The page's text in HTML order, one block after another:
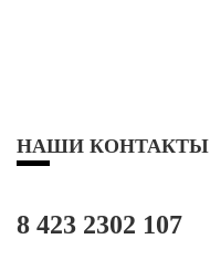
НАШИ КОНТАКТЫ
8 423 2302 107